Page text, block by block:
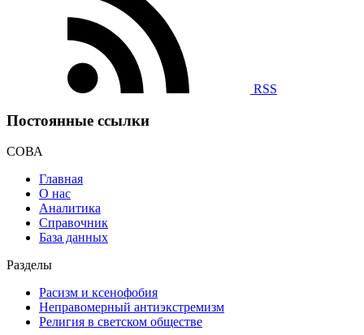
RSS
Постоянные ссылки
СОВА
Главная
О нас
Аналитика
Справочник
База данных
Разделы
Расизм и ксенофобия
Неправомерный антиэкстремизм
Религия в светском обществе